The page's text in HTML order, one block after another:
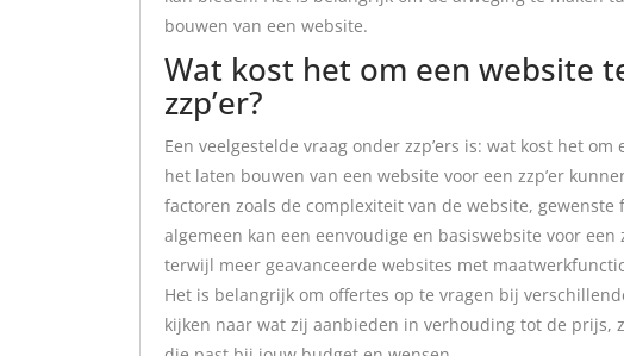
bouwen van een website.
Wat kost het om een website
zzp’er?
Een veelgestelde vraag onder zzp’ers is: wat kost het
het laten bouwen van een website voor een zzp’er
factoren zoals de complexiteit van de website,
algemeen kan een eenvoudige en basiswebsite voor een
terwijl meer geavanceerde websites met
Het is belangrijk om offertes op te vragen bij
kijken naar wat zij aanbieden in verhouding tot de prijs,